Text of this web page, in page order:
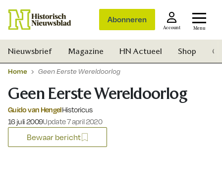
Abonneren
Account Menu
Nieuwsbrief Magazine HN Actueel Shop
Home Geen Eerste Wereldoorlog
Geen Eerste Wereldoorlog
Guido van HengelHistoricus
Gepubliceerd op:
16 juli 2009Update 7 april 2020
Bewaar bericht